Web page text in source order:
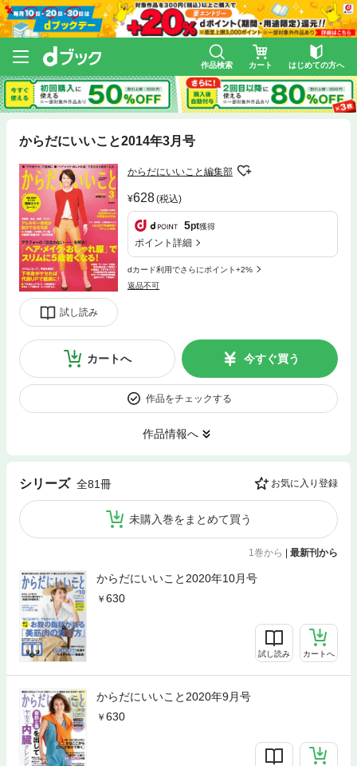
作品検索 カート はじめての方へ
からだにいいこと2014年3月号
試し読み
からだにいいこと編集部
628(税込)
5pt獲得
ポイント詳細
dカード利用でさらにポイント+2%
返品不可
カートへ 今すぐ買う
作品をチェックする
作品情報へ
シリーズ 全81冊 お気に入り登録
未購入巻をまとめて買う
1巻から | 最新刊から
からだにいいこと2020年10月号
630
試し読み カートへ
からだにいいこと2020年9月号
630